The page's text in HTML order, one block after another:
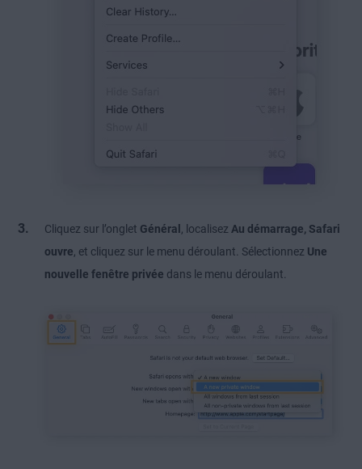
Cliquez sur l’onglet Général , localisez Au démarrage, Safari
ouvre, et cliquez sur le menu déroulant. Sélectionnez Une
nouvelle fenêtre privée dans le menu déroulant.